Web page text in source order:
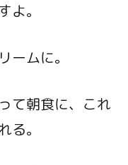
よ。
ームに。
て朝食に、これ
る。